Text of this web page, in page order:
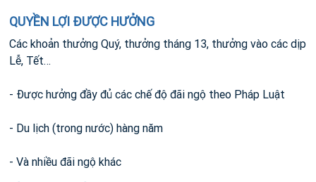
QUYỀN LỢI ĐƯỢC HƯỞNG
Các khoản thưởng Quý, thưởng tháng 13, thưởng vào các dịp
Lễ, Tết…
- Được hưởng đầy đủ các chế độ đãi ngộ theo Pháp Luật
- Du lịch (trong nước) hàng năm
- Và nhiều đãi ngộ khác